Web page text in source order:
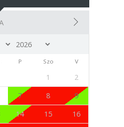
P Szo V
1
2
7 8
9
14 15
16